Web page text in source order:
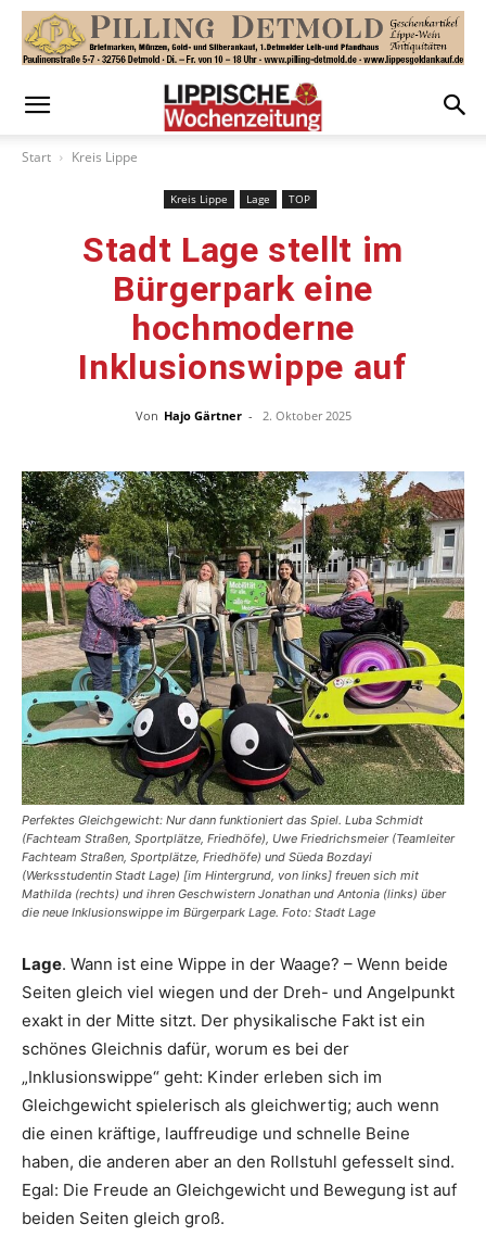
Start Kreis Lippe
Kreis Lippe Lage TOP
Stadt Lage stellt im
Bürgerpark eine
hochmoderne
Inklusionswippe auf
Von Hajo Gärtner - 2. Oktober 2025
Perfektes Gleichgewicht: Nur dann funktioniert das Spiel. Luba Schmidt
(Fachteam Straßen, Sportplätze, Friedhöfe), Uwe Friedrichsmeier (Teamleiter
Fachteam Straßen, Sportplätze, Friedhöfe) und Süeda Bozdayi
(Werksstudentin Stadt Lage) [im Hintergrund, von links] freuen sich mit
Mathilda (rechts) und ihren Geschwistern Jonathan und Antonia (links) über
die neue Inklusionswippe im Bürgerpark Lage. Foto: Stadt Lage
Lage. Wann ist eine Wippe in der Waage? – Wenn beide
Seiten gleich viel wiegen und der Dreh- und Angelpunkt
exakt in der Mitte sitzt. Der physikalische Fakt ist ein
schönes Gleichnis dafür, worum es bei der
„Inklusionswippe“ geht: Kinder erleben sich im
Gleichgewicht spielerisch als gleichwertig; auch wenn
die einen kräftige, lauffreudige und schnelle Beine
haben, die anderen aber an den Rollstuhl gefesselt sind.
Egal: Die Freude an Gleichgewicht und Bewegung ist auf
beiden Seiten gleich groß.